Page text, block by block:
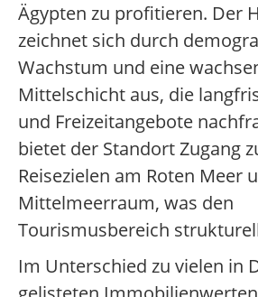
Ägypten zu profitieren. Der
zeichnet sich durch
Wachstum und eine
Mittelschicht aus, die
und Freizeitangebote
bietet der Standort Zugang
Reisezielen am Roten Meer
Mittelmeerraum, was den
Tourismusbereich
Im Unterschied zu vielen in